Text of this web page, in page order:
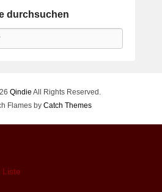
durchsuchen
Qindie All Rights Reserved.
Flames by Catch Themes
Liste